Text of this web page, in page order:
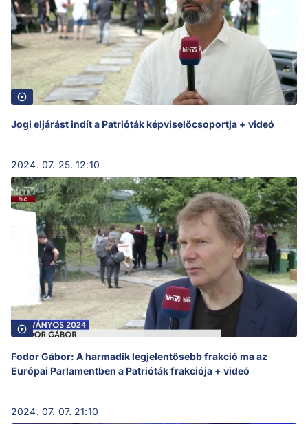
Jogi eljárást indít a Patrióták képviselőcsoportja + videó
2024. 07. 25. 12:10
Fodor Gábor: A harmadik legjelentősebb frakció ma az
Európai Parlamentben a Patrióták frakciója + videó
2024. 07. 07. 21:10